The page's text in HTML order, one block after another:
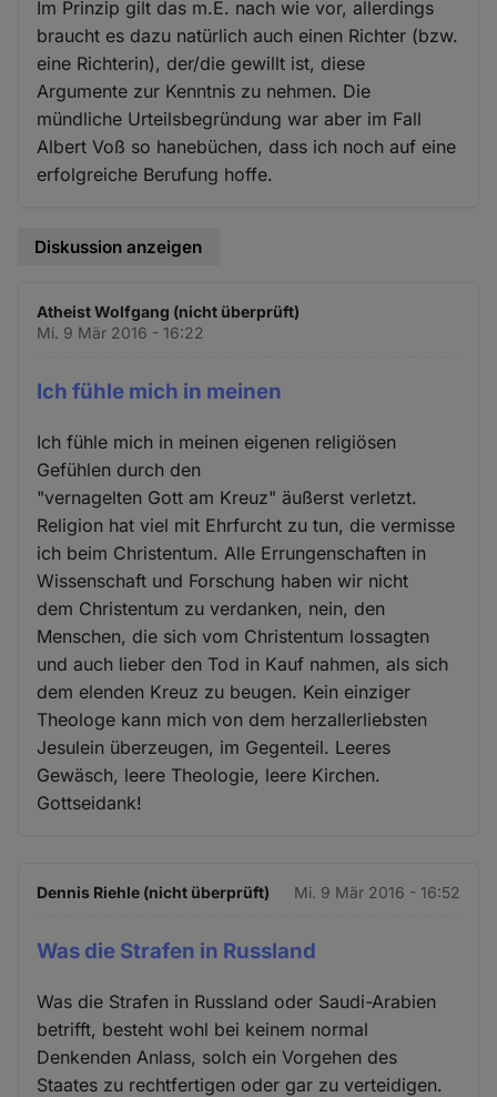
Im Prinzip gilt das m.E. nach wie vor, allerdings
braucht es dazu natürlich auch einen Richter (bzw.
eine Richterin), der/die gewillt ist, diese
Argumente zur Kenntnis zu nehmen. Die
mündliche Urteilsbegründung war aber im Fall
Albert Voß so hanebüchen, dass ich noch auf eine
erfolgreiche Berufung hoffe.
Diskussion anzeigen
Atheist Wolfgang (nicht überprüft)
Mi. 9 Mär 2016 - 16:22
Ich fühle mich in meinen
Ich fühle mich in meinen eigenen religiösen
Gefühlen durch den
"vernagelten Gott am Kreuz" äußerst verletzt.
Religion hat viel mit Ehrfurcht zu tun, die vermisse
ich beim Christentum. Alle Errungenschaften in
Wissenschaft und Forschung haben wir nicht
dem Christentum zu verdanken, nein, den
Menschen, die sich vom Christentum lossagten
und auch lieber den Tod in Kauf nahmen, als sich
dem elenden Kreuz zu beugen. Kein einziger
Theologe kann mich von dem herzallerliebsten
Jesulein überzeugen, im Gegenteil. Leeres
Gewäsch, leere Theologie, leere Kirchen.
Gottseidank!
Dennis Riehle (nicht überprüft) Mi. 9 Mär 2016 - 16:52
Was die Strafen in Russland
Was die Strafen in Russland oder Saudi-Arabien
betrifft, besteht wohl bei keinem normal
Denkenden Anlass, solch ein Vorgehen des
Staates zu rechtfertigen oder gar zu verteidigen.